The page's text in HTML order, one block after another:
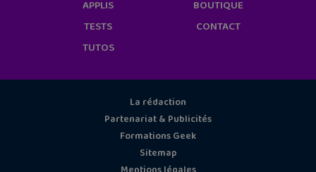
APPLIS
TESTS
TUTOS
BOUTIQUE
CONTACT
La rédaction
Partenariat & Publicités
Formations Geek
Sitemap